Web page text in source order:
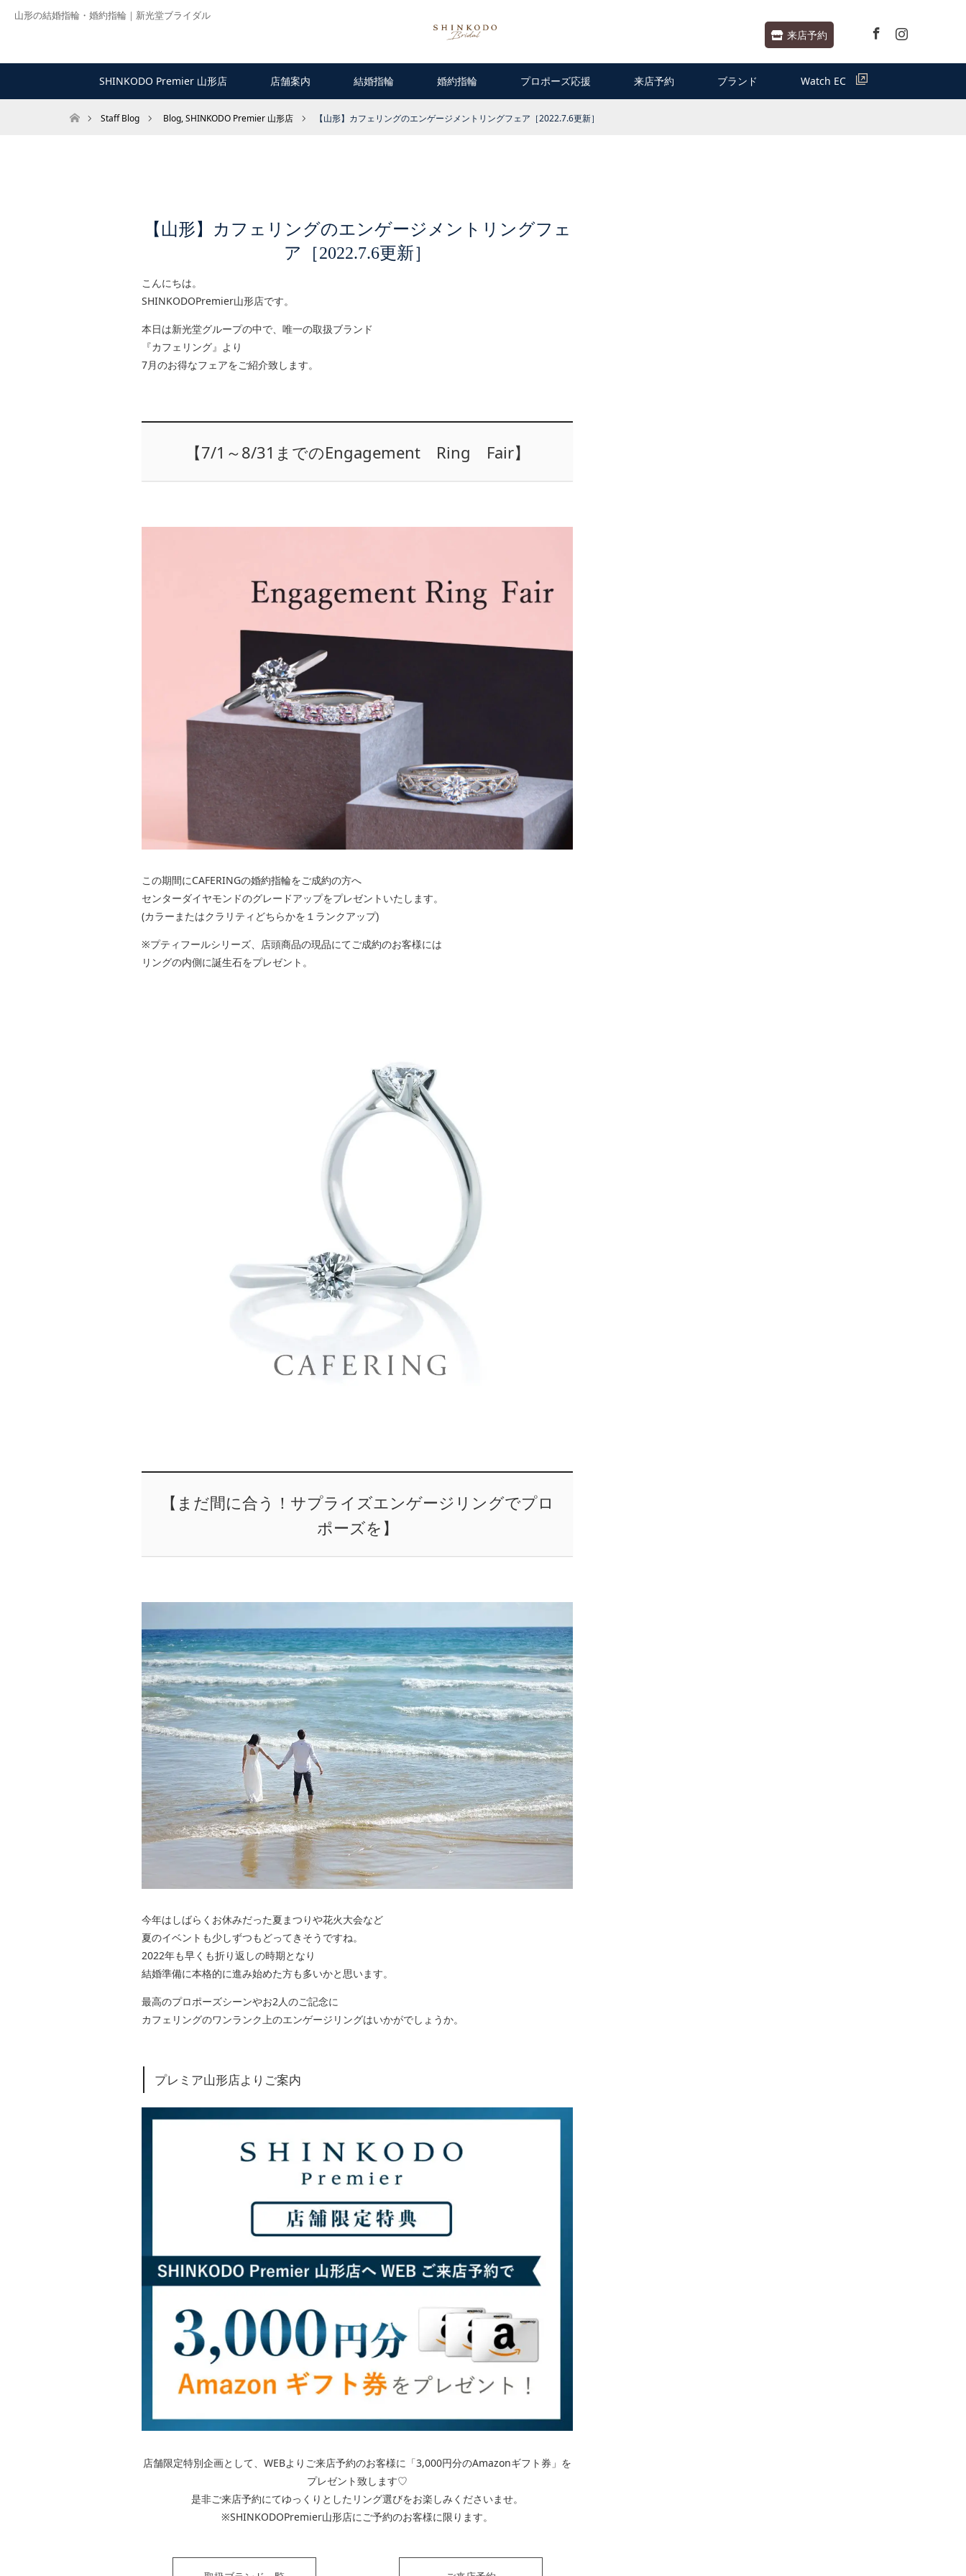
山形の結婚指輪・婚約指輪｜新光堂ブライダル
来店予約
Instagram
SHINKODO Premier 山形店 店舗案内 結婚指輪 婚約指輪 プロポーズ応援 来店予約 ブランド Watch EC
ホームStaff Blog Blog,SHINKODO Premier 山形店 【山形】カフェリングのエンゲージメントリングフェア［2022.7.6更新］
【山形】カフェリングのエンゲージメントリングフェ
ア［2022.7.6更新］
こんにちは。
SHINKODOPremier山形店です。
本日は新光堂グループの中で、唯一の取扱ブランド
『カフェリング』より
7月のお得なフェアをご紹介致します。
【7/1～8/31までのEngagement Ring Fair】
この期間にCAFERINGの婚約指輪をご成約の方へ
センターダイヤモンドのグレードアップをプレゼントいたします。
(カラーまたはクラリティどちらかを１ランクアップ)
※プティフールシリーズ、店頭商品の現品にてご成約のお客様には
リングの内側に誕生石をプレゼント。
【まだ間に合う！サプライズエンゲージリングでプロ
ポーズを】
今年はしばらくお休みだった夏まつりや花火大会など
夏のイベントも少しずつもどってきそうですね。
2022年も早くも折り返しの時期となり
結婚準備に本格的に進み始めた方も多いかと思います。
最高のプロポーズシーンやお2人のご記念に
カフェリングのワンランク上のエンゲージリングはいかがでしょうか。
プレミア山形店よりご案内
店舗限定特別企画として、WEBよりご来店予約のお客様に「3,000円分のAmazonギフト券」を
プレゼント致します♡
是非ご来店予約にてゆっくりとしたリング選びをお楽しみくださいませ。
※SHINKODOPremier山形店にご予約のお客様に限ります。